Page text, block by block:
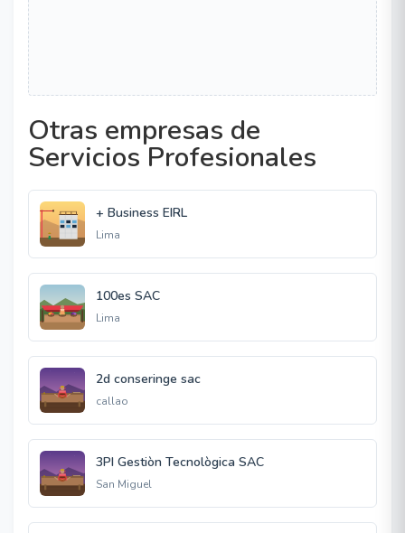
Otras empresas de
Servicios Profesionales
+ Business EIRL
Lima
100es SAC
Lima
2d conseringe sac
callao
3PI Gestiòn Tecnològica SAC
San Miguel